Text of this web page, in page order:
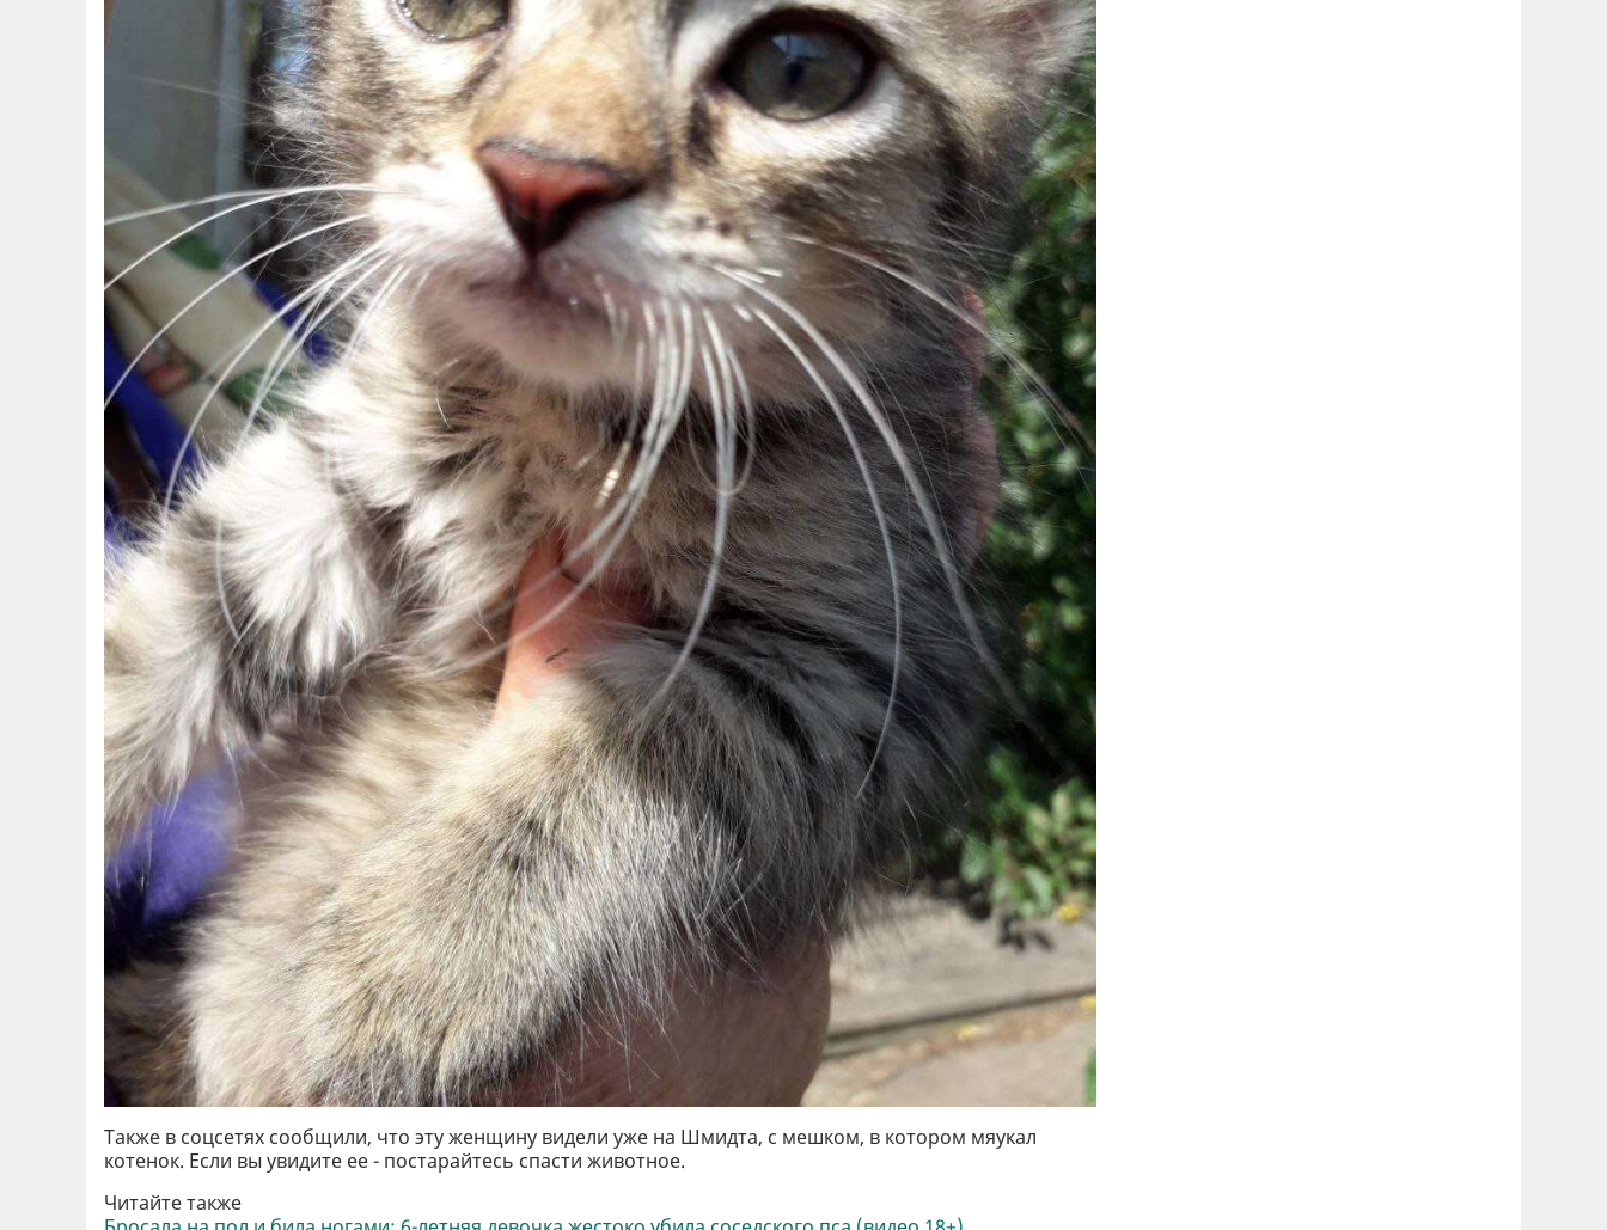
Также в соцсетях сообщили, что эту женщину видели уже на Шмидта, с мешком, в котором мяукал
котенок. Если вы увидите ее - постарайтесь спасти животное.
Читайте также